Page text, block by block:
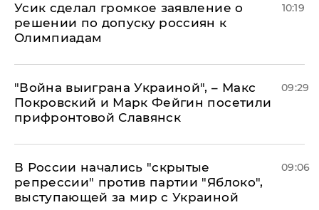
Усик сделал громкое заявление о
решении по допуску россиян к
Олимпиадам
10:19
"Война выиграна Украиной", – Макс
Покровский и Марк Фейгин посетили
прифронтовой Славянск
09:29
В России начались "скрытые
репрессии" против партии "Яблоко",
выступающей за мир с Украиной
09:06